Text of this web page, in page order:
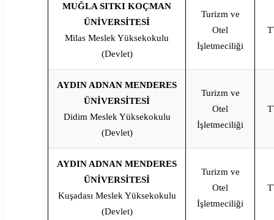
MUĞLA SITKI KOÇMAN
ÜNİVERSİTESİ
Milas Meslek Yüksekokulu
(Devlet)
Turizm ve
Otel
İşletmeciliği
AYDIN ADNAN MENDERES
ÜNİVERSİTESİ
Didim Meslek Yüksekokulu
(Devlet)
Turizm ve
Otel
İşletmeciliği
AYDIN ADNAN MENDERES
ÜNİVERSİTESİ
Kuşadası Meslek Yüksekokulu
(Devlet)
Turizm ve
Otel
İşletmeciliği